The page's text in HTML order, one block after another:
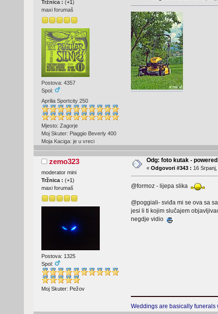
Tržnica : (+1 )
maxi forumaš
Postova: 4357
Spol:
Aprilia Sportcity 250
Mjesto: Zagorje
Moj Skuter: Piaggio Beverly 400
Moja Kaciga: je u vreci
zemo323
moderator mini
Tržnica : (+1)
maxi forumaš
Postova: 1325
Spol:
Moj Skuter: Pežov
Odg: foto kutak -
« Odgovori #343 : 16
@formoz - lijepa slika
@poggiali- sviđa mi se ova sa
jesi li ti kojim slučajem
negdje vidio
Weddings are basically funerals